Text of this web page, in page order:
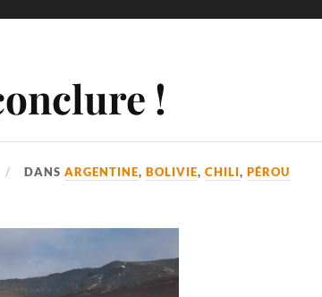
!
DANSARGENTINE,BOLIVIE,CHILI,PÉROU